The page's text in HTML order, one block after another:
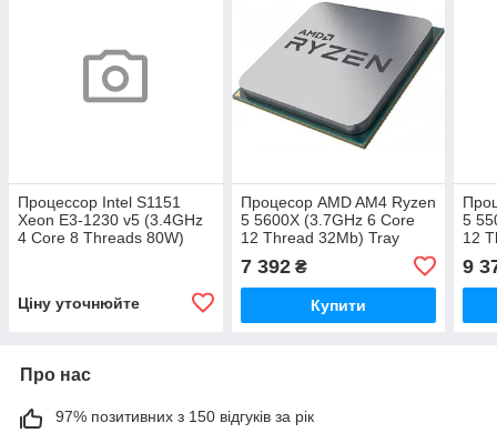
Процессор Intel S1151
Xeon E3-1230 v5 (3.4GHz
4 Core 8 Threads 80W)
Ціну уточнюйте
Процесор AMD AM4 Ryzen
5 5600X (3.7GHz 6 Core
12 Thread 32Mb) Tray
7 392₴
Купити
5
12
9
Про нас
97% позитивних з 150 відгуків за рік